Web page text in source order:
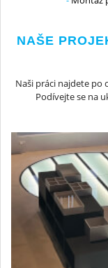
NAŠE
Naši práci najdete po
Podívejte se na